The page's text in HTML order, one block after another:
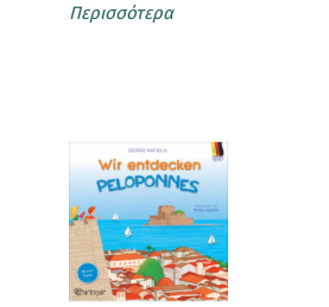
Περισσότερα